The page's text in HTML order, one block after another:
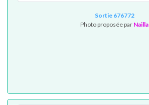
Sortie 676772
Photo proposée par Nailla